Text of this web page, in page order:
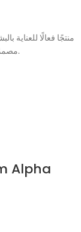
مصممًا لتنظيف المسام بعمق وإزالة الشوائب والزيوت الزائدة.
Alpha